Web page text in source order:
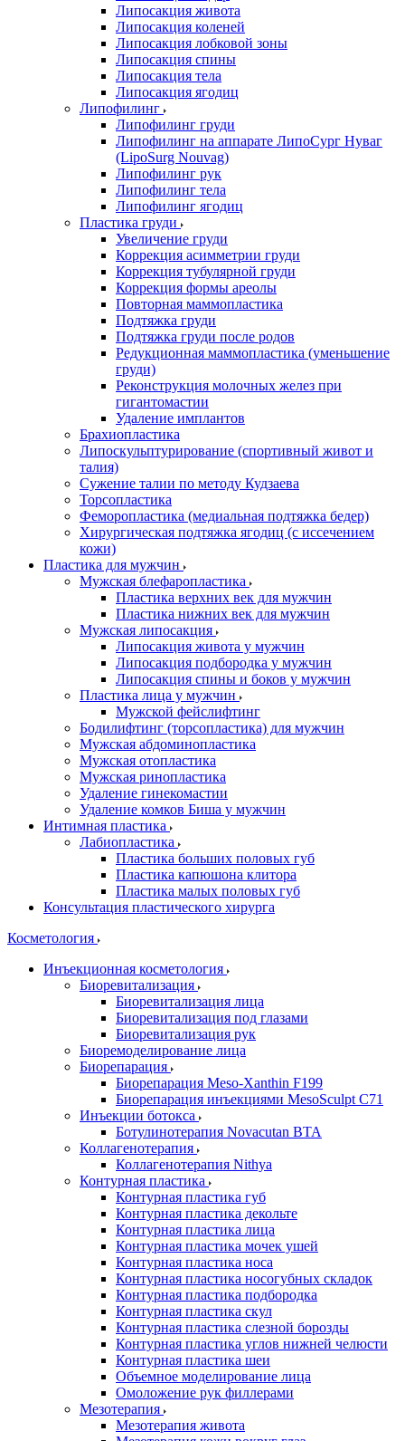
Липосакция живота
Липосакция коленей
Липосакция лобковой зоны
Липосакция спины
Липосакция тела
Липосакция ягодиц
Липофилинг
Липофилинг груди
Липофилинг на аппарате ЛипоСург Нуваг
(LipoSurg Nouvag)
Липофилинг рук
Липофилинг тела
Липофилинг ягодиц
Пластика груди
Увеличение груди
Коррекция асимметрии груди
Коррекция тубулярной груди
Коррекция формы ареолы
Повторная маммопластика
Подтяжка груди
Подтяжка груди после родов
Редукционная маммопластика (уменьшение
груди)
Реконструкция молочных желез при
гигантомастии
Удаление имплантов
Брахиопластика
Липоскульптурирование (спортивный живот и
талия)
Сужение талии по методу Кудзаева
Торсопластика
Феморопластика (медиальная подтяжка бедер)
Хирургическая подтяжка ягодиц (с иссечением
кожи)
Пластика для мужчин
Мужская блефаропластика
Пластика верхних век для мужчин
Пластика нижних век для мужчин
Мужская липосакция
Липосакция живота у мужчин
Липосакция подбородка у мужчин
Липосакция спины и боков у мужчин
Пластика лица у мужчин
Мужской фейслифтинг
Бодилифтинг (торсопластика) для мужчин
Мужская абдоминопластика
Мужская отопластика
Мужская ринопластика
Удаление гинекомастии
Удаление комков Биша у мужчин
Интимная пластика
Лабиопластика
Пластика больших половых губ
Пластика капюшона клитора
Пластика малых половых губ
Консультация пластического хирурга
Косметология
Инъекционная косметология
Биоревитализация
Биоревитализация лица
Биоревитализация под глазами
Биоревитализация рук
Биоремоделирование лица
Биорепарация
Биорепарация Meso-Xanthin F199
Биорепарация инъекциями MesoSculpt C71
Инъекции ботокса
Ботулинотерапия Novacutan BTA
Коллагенотерапия
Коллагенотерапия Nithya
Контурная пластика
Контурная пластика губ
Контурная пластика декольте
Контурная пластика лица
Контурная пластика мочек ушей
Контурная пластика носа
Контурная пластика носогубных складок
Контурная пластика подбородка
Контурная пластика скул
Контурная пластика слезной борозды
Контурная пластика углов нижней челюсти
Контурная пластика шеи
Объемное моделирование лица
Омоложение рук филлерами
Мезотерапия
Мезотерапия живота